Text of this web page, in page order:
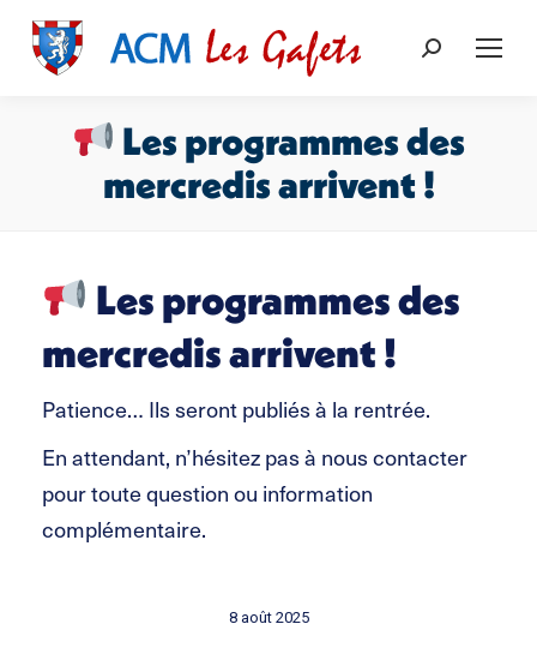
Recherche
Les programmes des
mercredis arrivent !
Les programmes des
mercredis arrivent !
Patience… Ils seront publiés à la rentrée.
En attendant, n’hésitez pas à nous contacter
pour toute question ou information
complémentaire.
8 août 2025